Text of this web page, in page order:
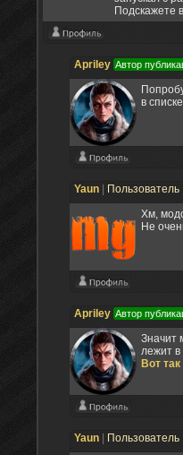
Подскажете
Apriley Автор
в
Yaun Пользователь
Хм,
Не
Apriley Автор
Значит
лежит
Вот так
Yaun Пользователь